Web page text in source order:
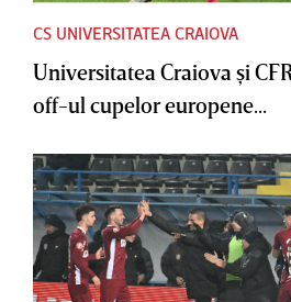
CS UNIVERSITATEA CRAIOVA
Universitatea Craiova şi
off-ul cupelor europene...